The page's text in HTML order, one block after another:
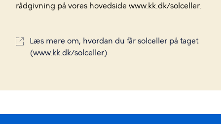
rådgivning på vores hovedside www.kk.dk/solceller.
Læs mere om, hvordan du får solceller på taget
(www.kk.dk/solceller)